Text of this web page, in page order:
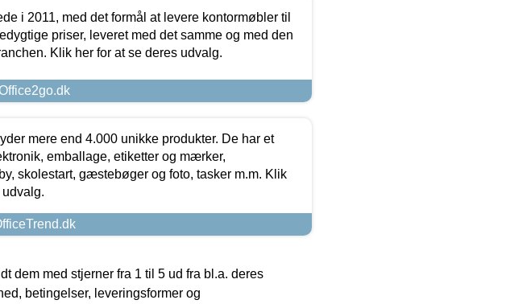
i 2011, med det formål at levere kontormøbler til
priser, leveret med det samme og med den
Klik her for at se deres udvalg.
mere end 4.000 unikke produkter. De har et
emballage, etiketter og mærker,
skolestart, gæstebøger og foto, tasker m.m. Klik
udvalg.
dem med stjerner fra 1 til 5 ud fra bl.a. deres
betingelser, leveringsformer og